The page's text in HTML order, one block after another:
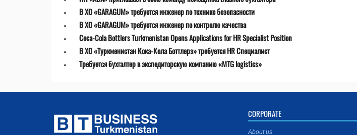
В ХО «GARAGUM» требуется инженер по технике безопасности
В ХО «GARAGUM» требуется инженер по контролю качества
Coca-Cola Bottlers Turkmenistan Opens Applications for HR Specialist Position
В ХО «Туркменистан Кока-Кола Боттлерз» требуется HR Специалист
Требуется бухгалтер в экспедиторскую компанию «MTG logistics»
CORPORATE
About us